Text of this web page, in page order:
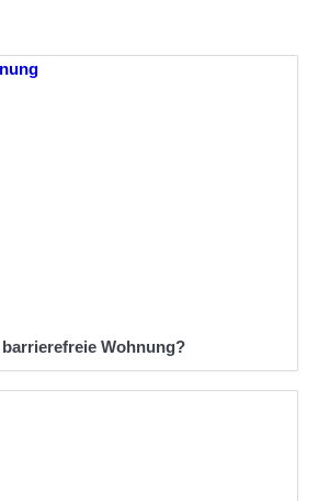
Wohnung?